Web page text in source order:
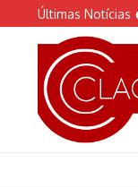
Ir para o conteúdo
Últimas Notícias
Castelo “Rá-Tim-Bum